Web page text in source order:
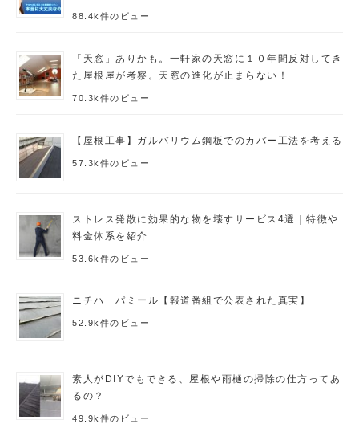
88.4k件のビュー
「天窓」ありかも。一軒家の天窓に１０年間反対してき
た屋根屋が考察。天窓の進化が止まらない！
70.3k件のビュー
【屋根工事】ガルバリウム鋼板でのカバー工法を考える
57.3k件のビュー
ストレス発散に効果的な物を壊すサービス4選｜特徴や
料金体系を紹介
53.6k件のビュー
ニチハ パミール【報道番組で公表された真実】
52.9k件のビュー
素人がDIYでもできる、屋根や雨樋の掃除の仕方ってあ
るの？
49.9k件のビュー